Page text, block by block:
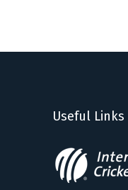
Useful Links